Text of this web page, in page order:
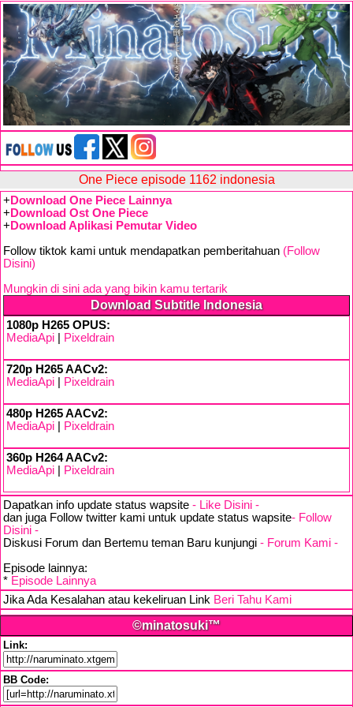
One Piece episode 1162 indonesia
+ Download One Piece Lainnya
+ Download Ost One Piece
+ Download Aplikasi Pemutar Video
Follow tiktok kami untuk mendapatkan pemberitahuan (Follow
Disini)
Mungkin di sini ada yang bikin kamu tertarik
Download Subtitle Indonesia
1080p H265 OPUS:
MediaApi
Pixeldrain
720p H265 AACv2:
MediaApi
Pixeldrain
480p H265 AACv2:
MediaApi
Pixeldrain
360p H264 AACv2:
MediaApi
Pixeldrain
Dapatkan info update status wapsite - Like Disini -
dan juga Follow twitter kami untuk update status wapsite- Follow
Disini -
Diskusi Forum dan Bertemu teman Baru kunjungi - Forum Kami -
Episode lainnya:
* Episode Lainnya
Jika Ada Kesalahan atau kekeliruan Link Beri Tahu Kami
©minatosuki™
Link:
BB Code: